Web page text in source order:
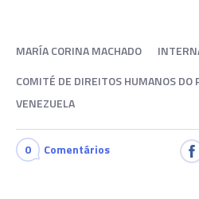
MARÍA CORINA MACHADO
COMITÉ DE DIREITOS HUMANOS DO
VENEZUELA
0 Comentários